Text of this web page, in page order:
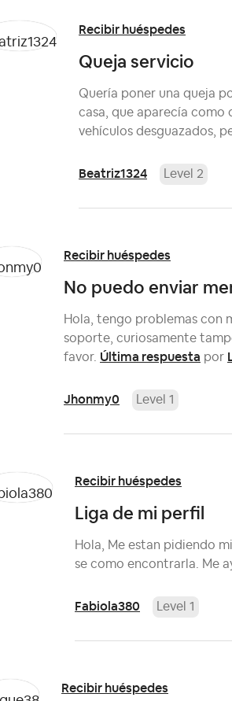
Recibir huéspedes
Queja servicio
Quería poner una queja
casa, que aparecía como
vehículos desguazados,
Beatriz1324 Level 2
Recibir huéspedes
No puedo enviar
Hola, tengo problemas con
soporte, curiosamente
favor. Última respuesta por
Jhonmy0 Level 1
Recibir huéspedes
Liga de mi perfil
Hola, Me estan pidiendo
se como encontrarla. Me
Fabiola380 Level 1
Recibir huéspedes